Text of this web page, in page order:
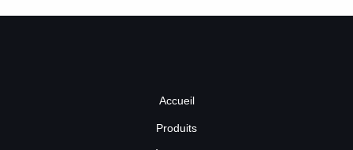
Accueil
Produits